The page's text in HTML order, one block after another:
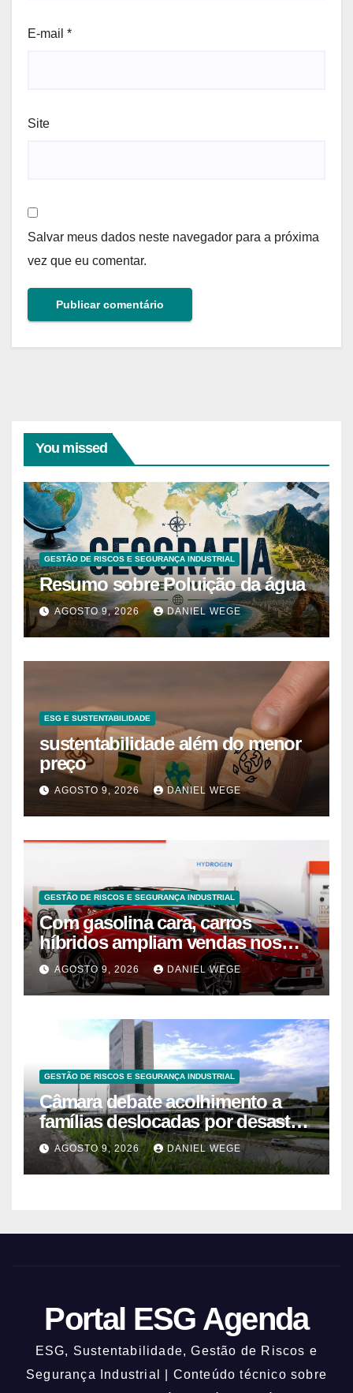
E-mail *
Site
Salvar meus dados neste navegador para a próxima
vez que eu comentar.
You missed
GESTÃO DE RISCOS E SEGURANÇA INDUSTRIAL
Resumo sobre Poluição da água
AGOSTO 9, 2026 DANIEL WEGE
ESG E SUSTENTABILIDADE
sustentabilidade além do menor
preço
AGOSTO 9, 2026 DANIEL WEGE
GESTÃO DE RISCOS E SEGURANÇA INDUSTRIAL
Com gasolina cara, carros
híbridos ampliam vendas nos
EUA – 09/08/2026 – Economia
AGOSTO 9, 2026 DANIEL WEGE
GESTÃO DE RISCOS E SEGURANÇA INDUSTRIAL
Câmara debate acolhimento a
famílias deslocadas por desastre
climático
AGOSTO 9, 2026 DANIEL WEGE
Portal ESG Agenda
ESG, Sustentabilidade, Gestão de Riscos e
Segurança Industrial | Conteúdo técnico sobre